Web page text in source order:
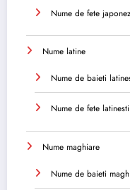
Nume de fete
Nume latine
Nume de baieti
Nume de fete latinesti
Nume maghiare
Nume de baieti